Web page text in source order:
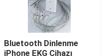
Bluetooth Dinlenme
iPhone EKG Cihazı